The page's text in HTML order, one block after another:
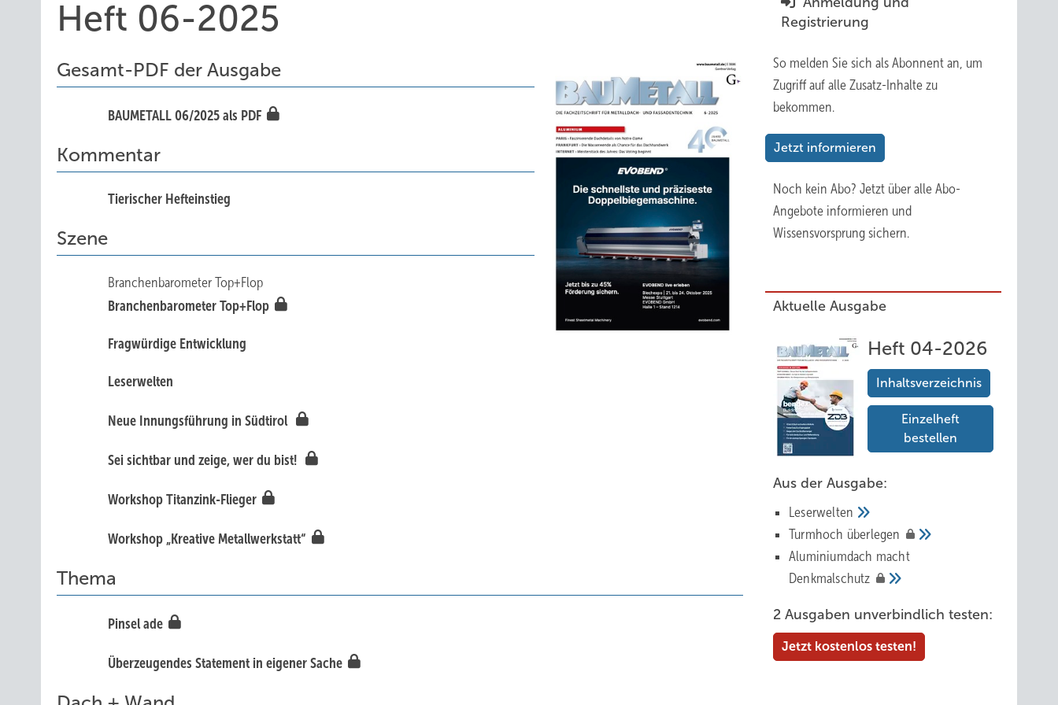
Heft 06-2025
Gesamt-PDF der Ausgabe
BAUMETALL 06/2025 als PDF
Kommentar
Tieris cher Hefteinstieg
Szene
Branchenbarometer Top+Flop
Branchenbarometer Top+Flop
Fragwürdige Entwicklung
Leserwelten
Ne ue Innungsführung in Südtirol
Sei sichtbar und zeige, wer du bist!
Workshop Titanzink-Flieger
Workshop „Kreative Metallwerkstatt“
Thema
Pinsel ade
Überzeugendes Statement in eigener Sache
Registrierung
So melden Sie sich als Abonnent an, um
Zugriff auf alle Zusatz-Inhalte zu
bekommen.
Jetzt informieren
Noch kein Abo? Jetzt über alle Abo-
Angebote informieren und
Wissensvorsprung sichern.
Aktuelle Ausgabe
Heft 04-2026
Inhaltsverzeichnis
Einzelheft
bestellen
Aus der Ausgabe:
Leserwelten
Tur mhoch überlegen
Aluminiumdach macht
Denkmalschutz
2 Ausgaben unverbindlich testen:
Jetzt kostenlos testen!